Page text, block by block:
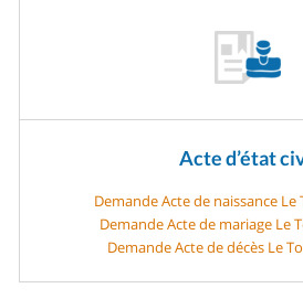
Acte d’état
Demande Acte de naissance
Demande Acte de mariage Le
Demande Acte de décès Le